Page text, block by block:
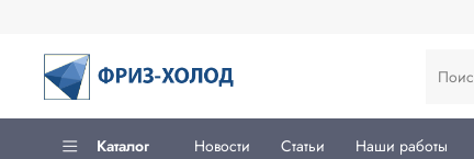
Каталог Новости Статьи Наши работы